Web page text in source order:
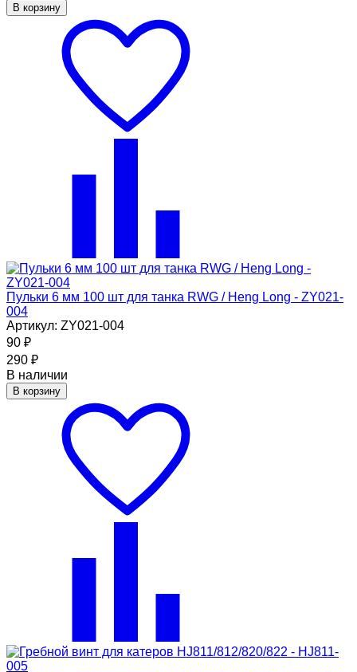
В корзину
Пульки 6 мм 100 шт для танка RWG / Heng Long - ZY021-
004
Артикул: ZY021-004
90 ₽
290 ₽
В наличии
В корзину